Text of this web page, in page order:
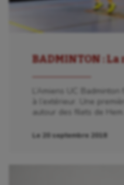
BADMINTON : La
L’Amiens UC
à l’extérieur. Une
autour des filets de
Le 20 septembre 2018